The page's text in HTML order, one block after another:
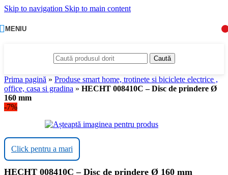
Skip to navigation Skip to main content
MENIU
Caută
Prima pagină » Produse smart home, trotinete si biciclete electrice ,
office, casa si gradina » HECHT 008410C – Disc de prindere Ø
160 mm
-7%
Click pentru a mari
HECHT 008410C – Disc de prindere Ø 160 mm